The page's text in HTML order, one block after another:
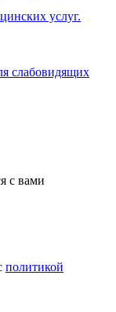
услуг.
слабовидящих
с вами
политикой